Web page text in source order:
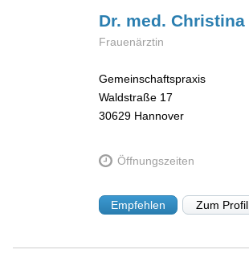
Dr. med. Christina
Frauenärztin
Gemeinschaftspraxis
Waldstraße 17
30629 Hannover
Öffnungszeiten
Empfehlen Zum Profil